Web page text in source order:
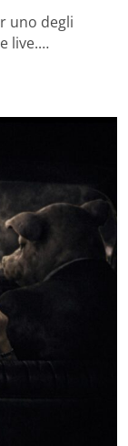
uno degli
live.…